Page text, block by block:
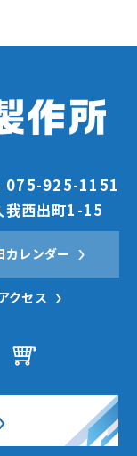
075-925-1151
我西出町1-15
カレンダー
クセス